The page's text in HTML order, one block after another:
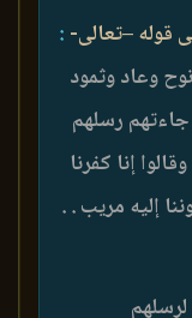
قوله –تعالى- :
وعاد وثمود
جاءتهم رسلهم
إنا كفرنا
إليه مريب . .